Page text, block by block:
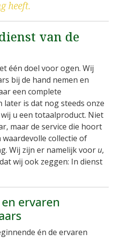
heeft.
van de
één doel voor ogen. Wij
bij de hand nemen en
een complete
later is dat nog steeds onze
u een totaalproduct. Niet
maar de service die hoort
collectie of
Wij zijn er namelijk voor u,
wij ook zeggen: In dienst
ervaren
én de ervaren